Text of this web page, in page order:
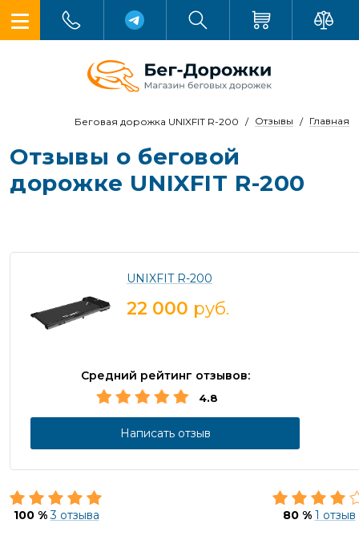
Главная
Отзывы
Беговая дорожка UNIXFIT R-200
Отзывы о беговой
дорожке UNIXFIT R-200
UNIXFIT R-200
22 000 руб.
Средний рейтинг отзывов:
4.8
Написать отзыв
100 % 3 отзыва 80 % 1 отзыв